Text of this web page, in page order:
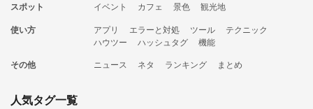
スポット
イベント カフェ 景色
観光地
使い方
アプリ エラーと対処 ツール
テクニック
ハウツー
ハッシュタグ
機能
その他
ニュース ネタ ランキング まとめ
人気タグ一覧